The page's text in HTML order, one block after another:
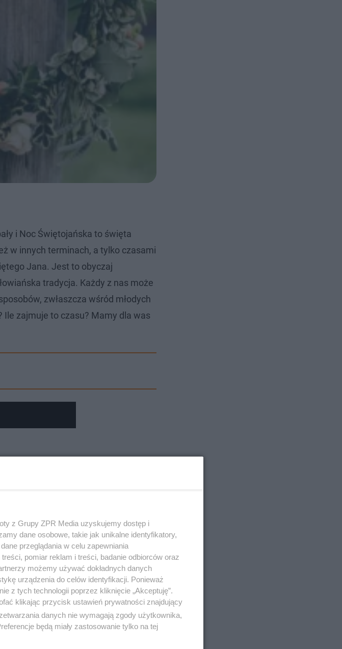
i Noc Świętojańska to święta
w innych terminach, a tylko czasami
Jana. Jest to obyczaj
tradycja. Każdy z nas może
zwłaszcza wśród młodych
zajmuje to czasu? Mamy dla was
plecenie warkocza. Ta
z Grupy ZPR Media uzyskujemy dostęp i
dane osobowe, takie jak unikalne identyfikatory,
przeglądania w celu zapewniania
pomiar reklam i treści, badanie odbiorców oraz
możemy używać dokładnych danych
urządzenia do celów identyfikacji. Ponieważ
z tych technologii poprzez kliknięcie „Akceptuję”.
klikając przycisk ustawień prywatności znajdujący
danych nie wymagają zgody użytkownika,
będą miały zastosowanie tylko na tej